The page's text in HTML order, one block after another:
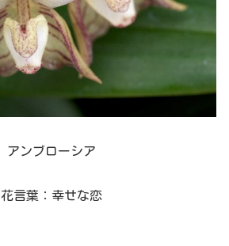
アンブローシア
花言葉：幸せな恋